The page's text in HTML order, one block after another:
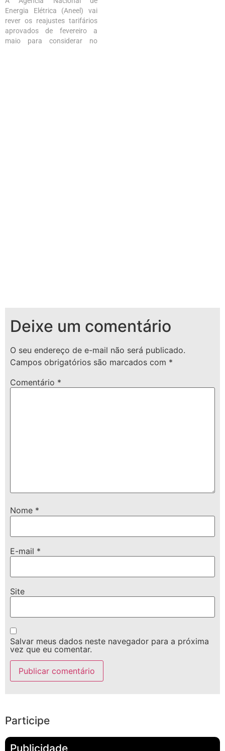
Energia Elétrica (Aneel) vai
rever os reajustes tarifários
aprovados de fevereiro a
maio para considerar no
Deixe um comentário
O seu endereço de e-mail não será publicado.
Campos obrigatórios são marcados com *
Comentário *
Nome *
E-mail *
Site
Salvar meus dados neste navegador para a próxima
vez que eu comentar.
Participe
Publicidade